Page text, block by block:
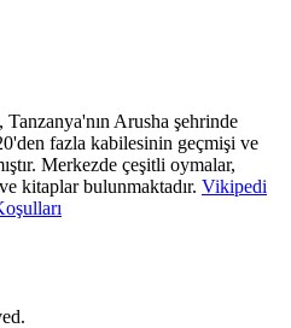
Arusha şehrinde
fazla kabilesinin geçmişi ve
Merkezde çeşitli oymalar,
kitaplar bulunmaktadır. Vikipedi